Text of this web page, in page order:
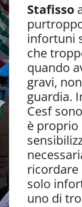
Stafisso
infortuni
che
quando
gravi,
guardia.
Cesf
è proprio
ricordare
solo
uno di